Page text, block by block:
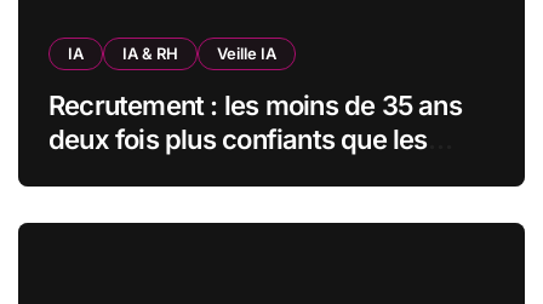
IA IA & RH Veille IA
Recrutement : les moins de 35 ans
deux fois plus confiants que les